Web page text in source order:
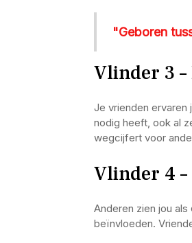
"Geboren
Vlinder 3
Je vrienden ervaren
nodig heeft, ook al
wegcijfert voor
Vlinder 4 –
Anderen zien jou als
beïnvloeden.